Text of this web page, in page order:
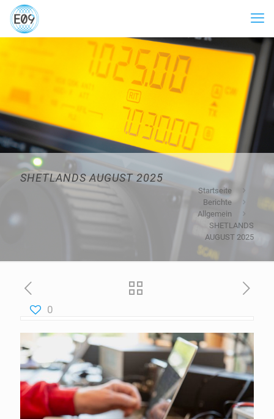
SHETLANDS AUGUST 2025
Startseite
Berichte
Allgemein
SHETLANDS
AUGUST 2025
0